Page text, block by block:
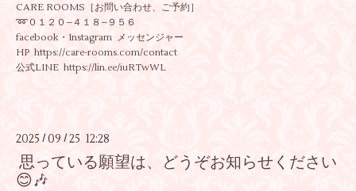
CARE ROOMS［お問い合わせ、ご予約］
➿️０１２０−４１８−９５６
facebook・Instagram メッセンジャー
HP https://care-rooms.com/contact
公式LINE https://lin.ee/iuRTwWL
2025 / 09 /25 12:28
思っている願望は、どうぞお知らせください
😊🎶